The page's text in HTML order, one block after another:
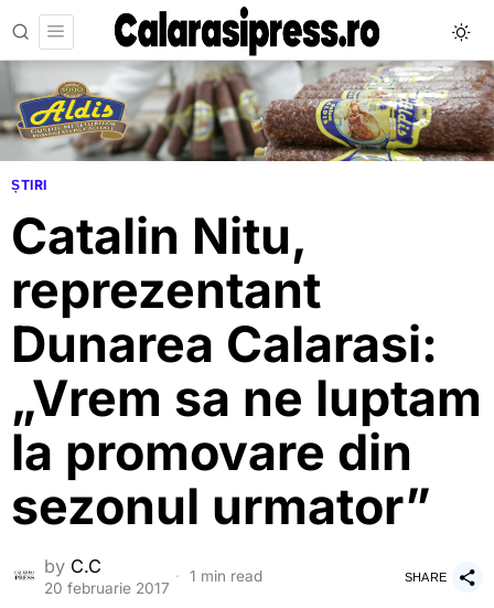
ȘTIRI
Catalin Nitu,
reprezentant
Dunarea Calarasi:
„Vrem sa ne luptam
la promovare din
sezonul urmator”
by C.C
20 februarie 2017
1 min read SHARE